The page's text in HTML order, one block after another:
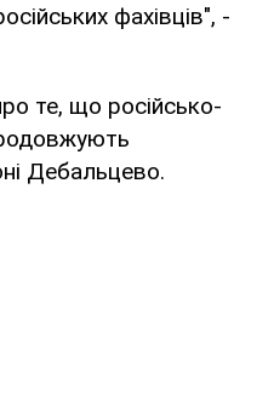
фахівців", -
те, що російсько-
Дебальцево.